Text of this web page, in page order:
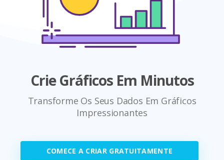
Crie Gráficos Em Minutos
Transforme Os Seus Dados Em Gráficos
Impressionantes
COMECE A CRIAR GRATUITAMENTE